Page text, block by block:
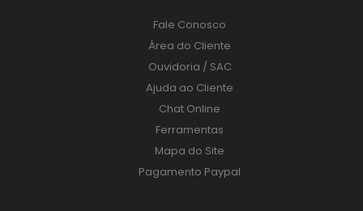
Fale Conosco
Área do Cliente
Ouvidoria / SAC
Ajuda ao Cliente
Chat Online
Ferramentas
Mapa do Site
Pagamento Paypal